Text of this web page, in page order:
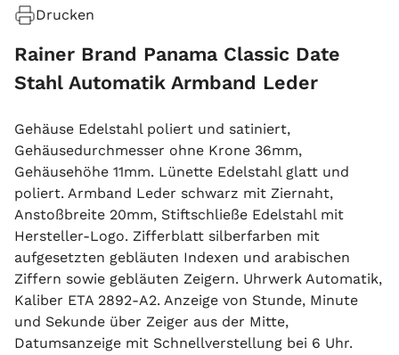
Drucken
Rainer Brand Panama Classic Date
Stahl Automatik Armband Leder
Gehäuse Edelstahl poliert und satiniert,
Gehäusedurchmesser ohne Krone 36mm,
Gehäusehöhe 11mm. Lünette Edelstahl glatt und
poliert. Armband Leder schwarz mit Ziernaht,
Anstoßbreite 20mm, Stiftschließe Edelstahl mit
Hersteller-Logo. Zifferblatt silberfarben mit
aufgesetzten gebläuten Indexen und arabischen
Ziffern sowie gebläuten Zeigern. Uhrwerk Automatik,
Kaliber ETA 2892-A2. Anzeige von Stunde, Minute
und Sekunde über Zeiger aus der Mitte,
Datumsanzeige mit Schnellverstellung bei 6 Uhr.